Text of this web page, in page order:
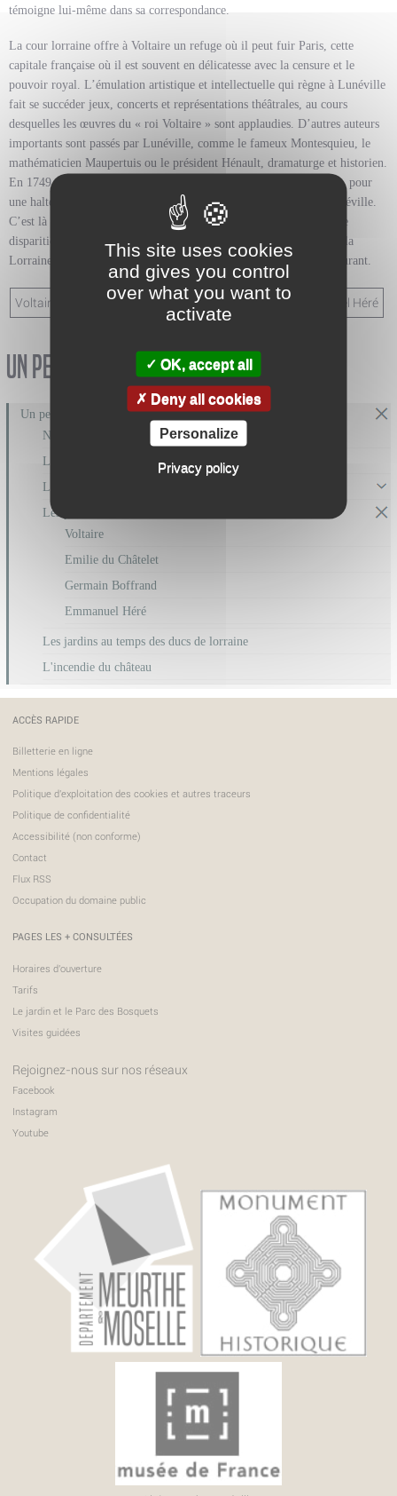
témoigne lui-même dans sa correspondance.
La cour lorraine offre à Voltaire un refuge où il peut fuir Paris, cette
capitale française où il est souvent en délicatesse avec la censure et le
pouvoir royal. L’émulation artistique et intellectuelle qui règne à Lunéville
fait se succéder jeux, concerts et représentations théâtrales, au cours
desquelles les œuvres du « roi Voltaire » sont applaudies. D’autres auteurs
importants sont passés par Lunéville, comme le fameux Montesquieu, le
mathématicien Maupertuis ou le président Hénault, dramaturge et historien.
En 1749, Voltaire et Emilie du Châtelet sont de retour en Lorraine, pour
une halte estivale au château de Commercy, avant de retrouver Lunéville.
C’est là que meurt la « divine Emilie » le 10 septembre 1749. Cette
disparition brutale affecte tellement Voltaire qu’il doit abandonner la
Lorraine, après avoir fait ses adieux à Stanislas qui le quitte en pleurant.
Voltaire Emilie du Châtelet Germain Boffrand Emmanuel Héré
Un peu d'histoire
Un peu d'histoire
Naissance du "Versailles lorrain"
La vie à la cour au 18ème siècle
Les ducs et duchesses
Les personnes illustres liées à la cour
Voltaire
Emilie du Châtelet
Germain Boffrand
Emmanuel Héré
Les jardins au temps des ducs de lorraine
L'incendie du château
ACCÈS RAPIDE
Billetterie en ligne
Mentions légales
Politique d'exploitation des cookies et autres traceurs
Politique de confidentialité
Accessibilité (non conforme)
Contact
Flux RSS
Occupation du domaine public
PAGES LES + CONSULTÉES
Horaires d'ouverture
Tarifs
Le jardin et le Parc des Bosquets
Visites guidées
Rejoignez-nous sur nos réseaux
Facebook
Instagram
Youtube
This site uses cookies
and gives you control
over what you want to
activate
OK, accept all
Deny all cookies
Personalize
Privacy policy